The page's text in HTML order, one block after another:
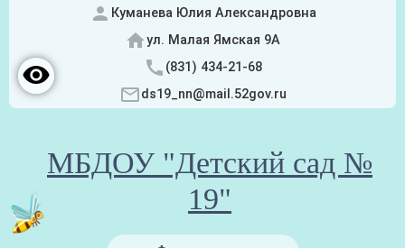
Куманева Юлия Александровна
ул. Малая Ямская 9А
(831) 434-21-68
ds19_nn@mail.52gov.ru
МБДОУ "Детский сад №
19"